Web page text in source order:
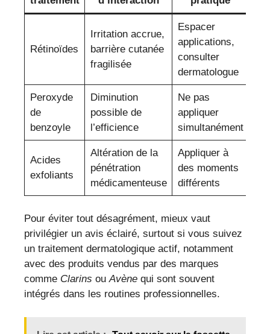
Rétinoïdes
Irritation accrue,
barrière cutanée
fragilisée
Espacer
applications,
consulter
dermatologue
Peroxyde
de
benzoyle
Diminution
possible de
l’efficience
Ne pas
appliquer
simultanément
Acides
exfoliants
Altération de la
pénétration
médicamenteuse
Appliquer à
des moments
différents
Pour éviter tout désagrément, mieux vaut
privilégier un avis éclairé, surtout si vous suivez
un traitement dermatologique actif, notamment
avec des produits vendus par des marques
comme Clarins ouAvène qui sont souvent
intégrés dans les routines professionnelles.